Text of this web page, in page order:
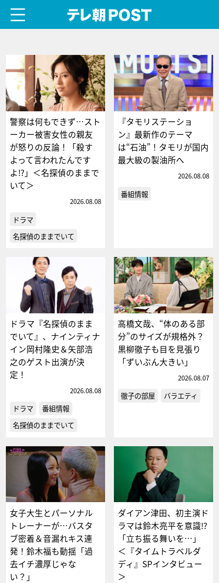
警察は何もできず…スト
ーカー被害女性の親友
が怒りの反論！「殺す
よって言われたんです
よ!?」＜名探偵のままで
いて＞
2026.08.08
ドラマ
名探偵のままでいて
『タモリステーショ
ン』最新作のテーマ
は“石油”！タモリが国内
最大級の製油所へ
2026.08.08
番組情報
ドラマ『名探偵のまま
でいて』、ナインティナ
イン岡村隆史＆矢部浩
之のゲスト出演が決
定！
2026.08.08
ドラマ
番組情報
名探偵のままでいて
高橋文哉、“体のある部
分”のサイズが規格外？
黒柳徹子も目を見張り
「ずいぶん大きい」
2026.08.07
徹子の部屋 バラエティ
女子大生とパーソナル
トレーナーが…バスタ
ブ密着＆音漏れキス連
発！鈴木福も動揺「過
去イチ濃厚じゃな
い？」
ダイアン津田、初主演ド
ラマは鈴木亮平を意識!?
「立ち振る舞いを…」
＜『タイムトラベルダ
ディ』SPインタビュー
＞